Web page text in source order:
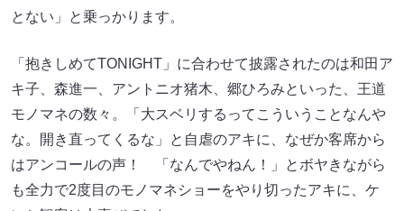
とない」と乗っかります。
「抱きしめてTONIGHT」に合わせて披露されたのは和田ア
キ子、森進一、アントニオ猪木、郷ひろみといった、王道
モノマネの数々。「大スベリするってこういうことなんや
な。開き直ってくるな」と自虐のアキに、なぜか客席から
はアンコールの声！ 「なんでやねん！」とボヤきながら
も全力で2度目のモノマネショーをやり切ったアキに、ケ